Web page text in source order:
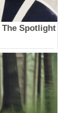
The Spotlight